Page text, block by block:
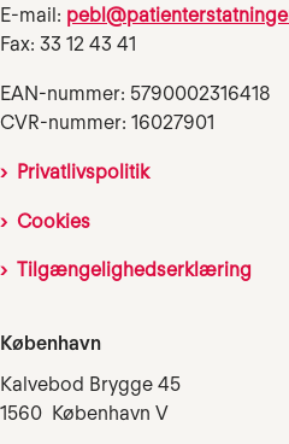
E-mail:
Fax: 33 12 43 41
EAN-nummer: 5790002316418
CVR-nummer: 16027901
Privatlivspolitik
Cookies
Tilgængelighedserklæring
København
Kalvebod Brygge 45
1560 København V